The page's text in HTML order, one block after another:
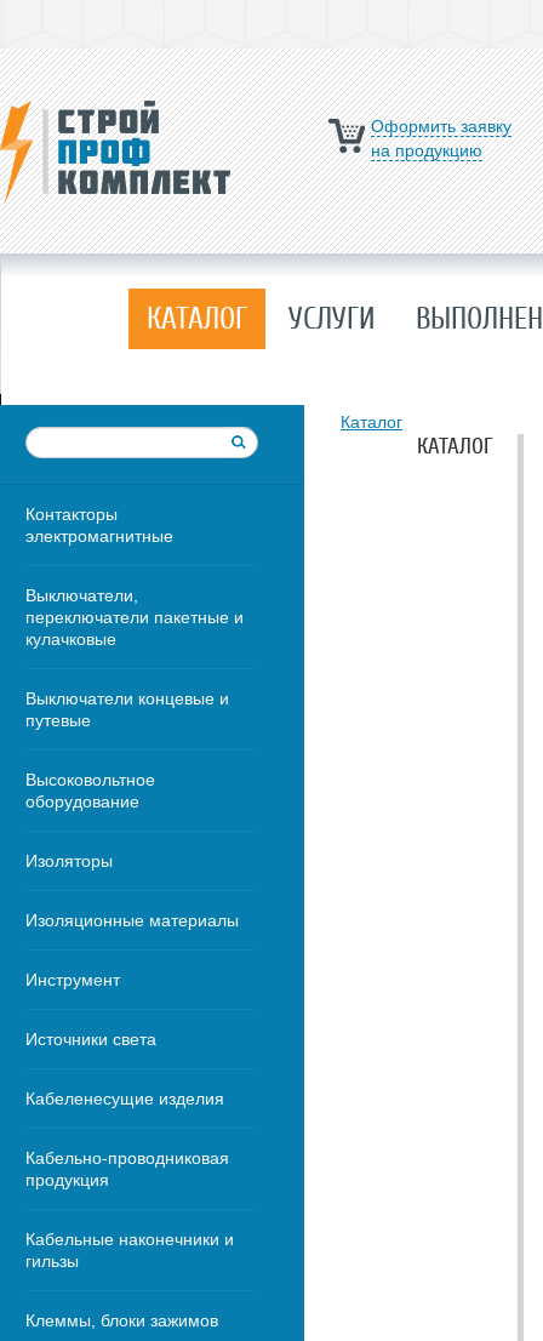
Оформить заявку
на продукцию
КАТАЛОГ УСЛУГИ
Контакторы
электромагнитные
Выключатели,
переключатели пакетные и
кулачковые
Выключатели концевые и
путевые
Высоковольтное
оборудование
Изоляторы
Изоляционные материалы
Инструмент
Источники света
Кабеленесущие изделия
Кабельно-проводниковая
продукция
Кабельные наконечники и
гильзы
Клеммы, блоки зажимов
Каталог
КАТАЛОГ